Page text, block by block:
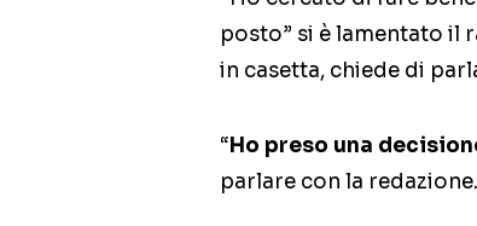
posto” si è lamentato il
in casetta, chiede di
“Ho preso una
parlare con la